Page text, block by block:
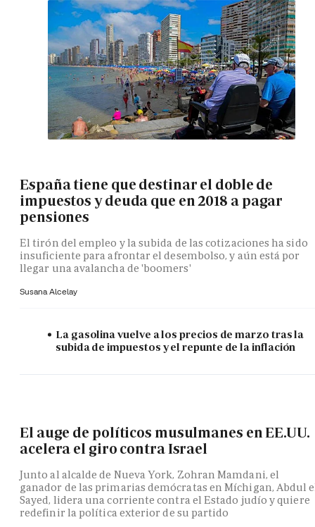
España tiene que destinar el doble de
impuestos y deuda que en 2018 a pagar
pensiones
El tirón del empleo y la subida de las cotizaciones ha sido
insuficiente para afrontar el desembolso, y aún está por
llegar una avalancha de 'boomers'
Susana Alcelay
La gasolina vuelve a los precios de marzo tras la
subida de impuestos y el repunte de la inflación
El auge de políticos musulmanes en EE.UU.
acelera el giro contra Israel
Junto al alcalde de Nueva York, Zohran Mamdani, el
ganador de las primarias demócratas en Míchigan, Abdul
Sayed, lidera una corriente contra el Estado judío y quiere
redefinir la política exterior de su partido